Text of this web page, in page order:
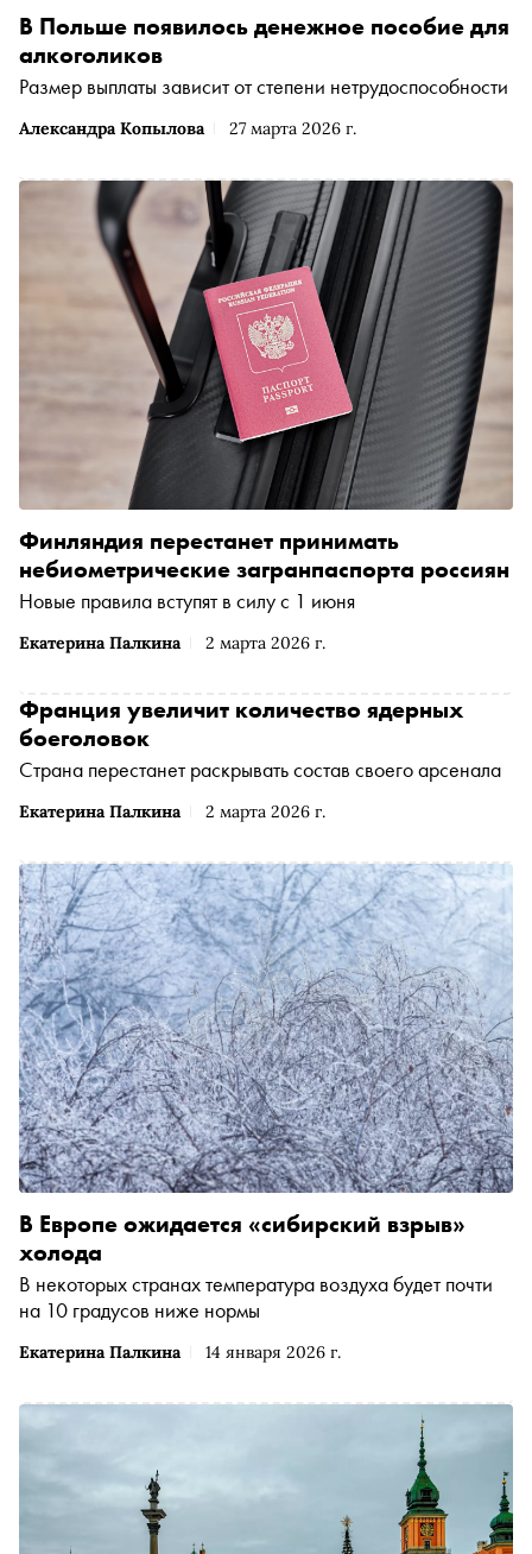
Александра Копылова 27 марта 2026 г.
В Польше появилось денежное пособие для
алкоголиков
Размер выплаты зависит от степени нетрудоспособности
Екатерина Палкина 2 марта 2026 г.
Финляндия перестанет принимать
небиометрические загранпаспорта россиян
Новые правила вступят в силу с 1 июня
Екатерина Палкина 2 марта 2026 г.
Франция увеличит количество ядерных
боеголовок
Страна перестанет раскрывать состав своего арсенала
Екатерина Палкина 14 января 2026 г.
В Европе ожидается «сибирский взрыв»
холода
В некоторых странах температура воздуха будет почти
на 10 градусов ниже нормы